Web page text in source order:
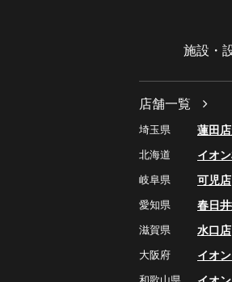
施設・
店舗一覧
埼玉県 蓮田店
北海道
イオ
岐阜県
可児店
愛知県
春日
滋賀県
水口店
大阪府
イオ